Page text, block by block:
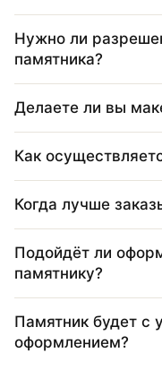
Нужно ли
памятника?
Делаете ли вы
Как
Когда лучше
Подойдёт ли
памятнику?
Памятник будет с
оформлением?